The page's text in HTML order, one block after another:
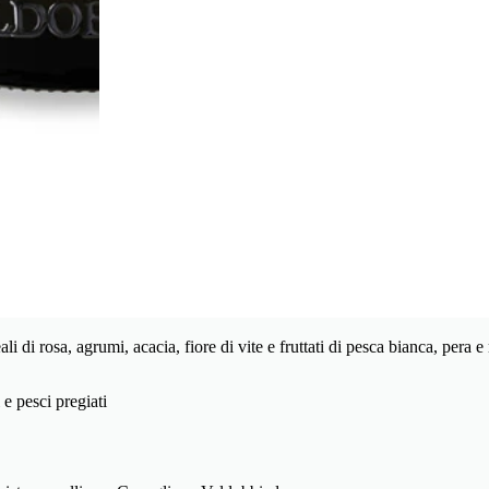
di rosa, agrumi, acacia, fiore di vite e fruttati di pesca bianca, pera
pesci pregiati